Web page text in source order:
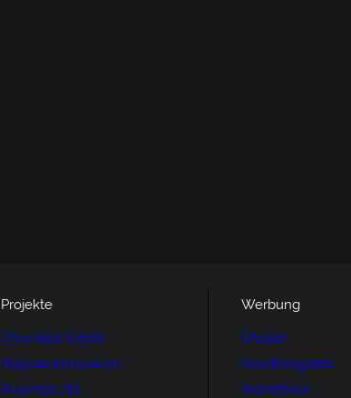
Projekte
Zero Real Estate
Napoleonmuseum
Business Jet
Werbung
People
Foodfotografie
Architektur